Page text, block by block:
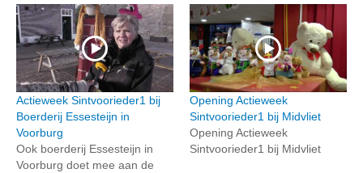
Actieweek Sintvoorieder1 bij
Boerderij Essesteijn in
Voorburg
Ook boerderij Essesteijn in
Voorburg doet mee aan de
Opening Actieweek
Sintvoorieder1 bij Midvliet
Opening Actieweek
Sintvoorieder1 bij Midvliet